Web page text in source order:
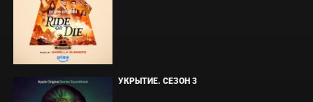
УКРЫТИЕ. СЕЗОН 3